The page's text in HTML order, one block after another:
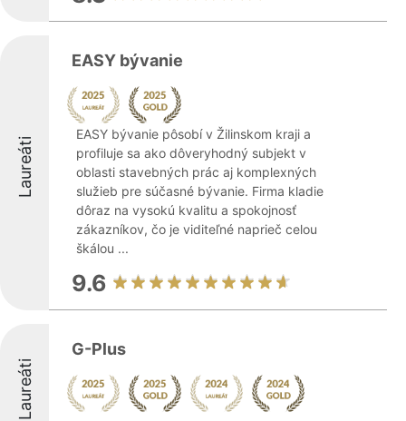
Laureáti
EASY bývanie
EASY bývanie pôsobí v Žilinskom kraji a
profiluje sa ako dôveryhodný subjekt v
oblasti stavebných prác aj komplexných
služieb pre súčasné bývanie. Firma kladie
dôraz na vysokú kvalitu a spokojnosť
zákazníkov, čo je viditeľné naprieč celou
škálou ...
9.6
Laureáti
G-Plus